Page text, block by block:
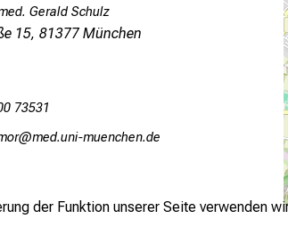
der Funktion unserer Seite verwenden
Gerald Schulz
15, 81377 München
73531
vim-ful#vfiuyziu mi